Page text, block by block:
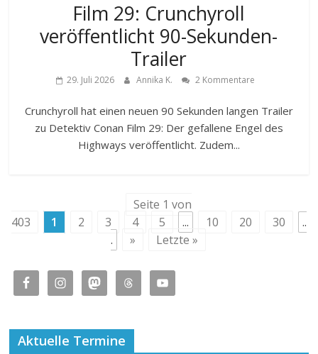
Film 29: Crunchyroll
veröffentlicht 90-Sekunden-
Trailer
29. Juli 2026 Annika K. 2 Kommentare
Crunchyroll hat einen neuen 90 Sekunden langen Trailer
zu Detektiv Conan Film 29: Der gefallene Engel des
Highways veröffentlicht. Zudem...
Seite 1 von
403
1 2 3 4 5 ... 10 20 30
..
.
» Letzte »
Aktuelle Termine